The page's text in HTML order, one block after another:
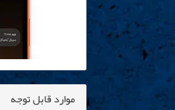
موارد قابل توجه